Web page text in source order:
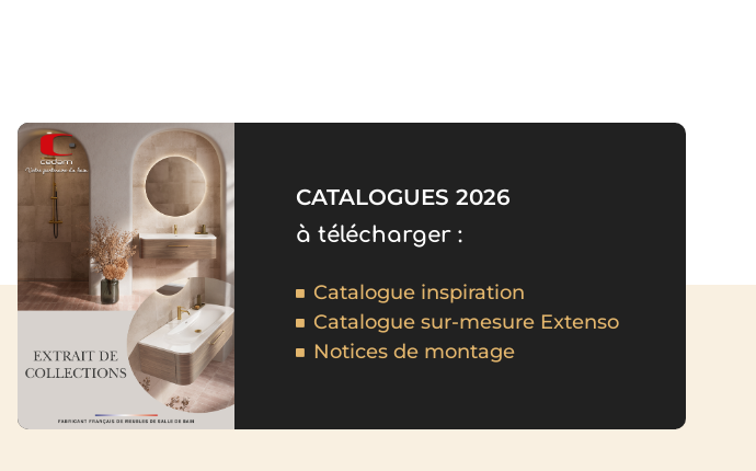
CATALOGUES 2026
à télécharger :
Catalogue inspiration
Catalogue sur-mesure Extenso
Notices de montage